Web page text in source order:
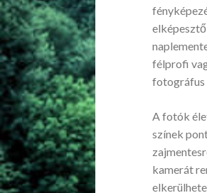
félprofi
A fotók
színek
kamerát